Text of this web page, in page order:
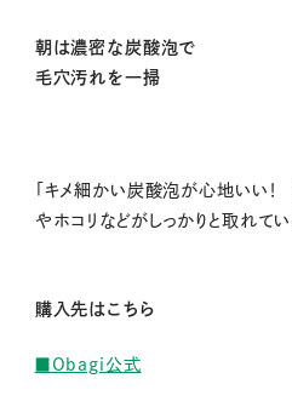
朝は濃密な炭酸泡で
毛穴汚れを一掃
「キメ細かい炭酸泡が心地いい
やホコリなどがしっかりと取れてい
購入先はこちら
■Obagi公式